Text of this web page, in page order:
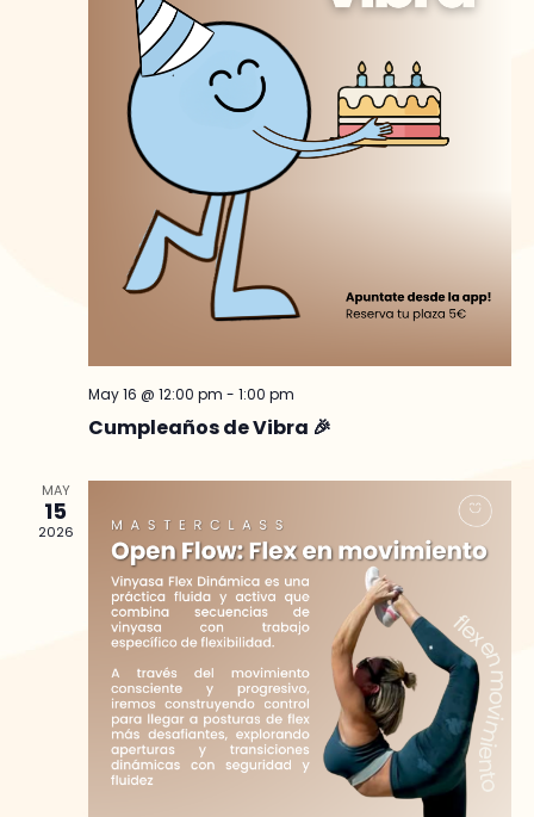
May 16 @ 12:00 pm - 1:00 pm
Cumpleaños de Vibra 🎉
MAY
15
2026